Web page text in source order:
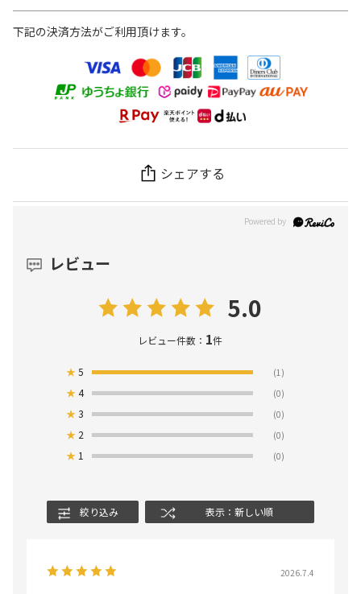
下記の決済方法がご利用頂けます。
シェアする
レビュー
5.0
レビュー件数： 1件
★5 (1)
★4 (0)
★3 (0)
★ 2 (0)
★ 1 (0)
絞り込み 表示：新しい順
2026.7.4